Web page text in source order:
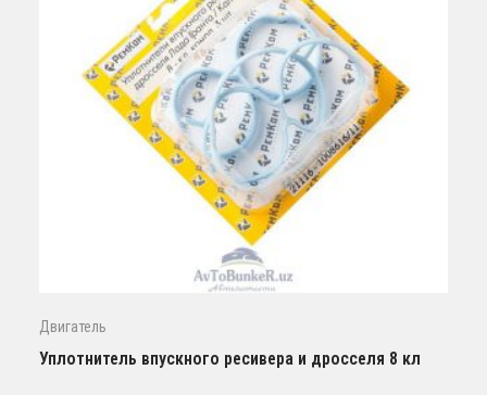
Двигатель
Уплотнитель впускного ресивера и дросселя 8 кл